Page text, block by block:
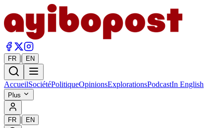
FR | EN
AccueilSociétéPolitiqueOpinionsExplorationsPodcastIn English
Plus
FR | EN